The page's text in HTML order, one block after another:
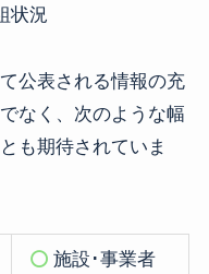
状況
公表される情報の充
なく、次のような幅
も期待されていま
施設･事業者